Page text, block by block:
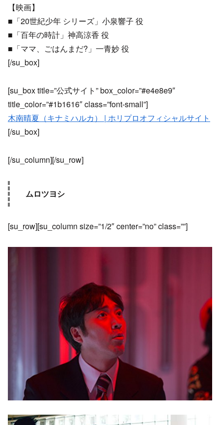
【映画】
■「20世紀少年 シリーズ」小泉響子 役
■「百年の時計」神高涼香 役
■「ママ、ごはんまだ?」一青妙 役
[/su_box]
[su_box title=”公式サイト” box_color=”#e4e8e9″
title_color=”#1b1616″ class=”font-small”]
木南晴夏（キナミハルカ） | ホリプロオフィシャルサイト
[/su_box]
[/su_column][/su_row]
ムロツヨシ
[su_row][su_column size=”1/2″ center=”no” class=””]